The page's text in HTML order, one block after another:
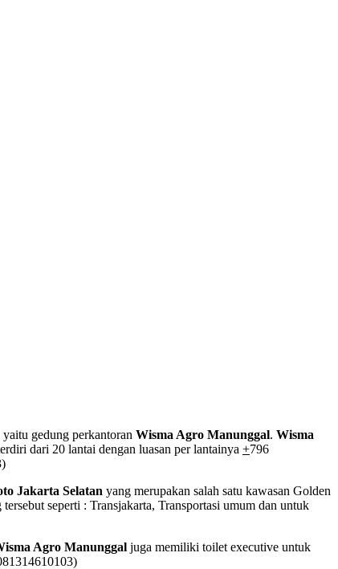
gedung perkantoran Wisma Agro Manunggal. Wisma
dari 20 lantai dengan luasan per lantainya +796
Jakarta Selatan yang merupakan salah satu kawasan Golden
seperti : Transjakarta, Transportasi umum dan untuk
Agro Manunggal juga memiliki toilet executive untuk